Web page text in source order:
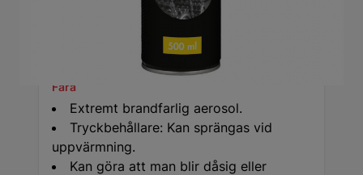
Fara
Extremt brandfarlig aerosol.
Tryckbehållare: Kan sprängas vid
uppvärmning.
Kan göra att man blir dåsig eller